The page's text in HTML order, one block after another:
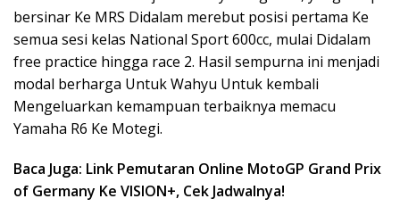
bersinar Ke MRS Didalam merebut posisi pertama Ke
semua sesi kelas National Sport 600cc, mulai Didalam
free practice hingga race 2. Hasil sempurna ini menjadi
modal berharga Untuk Wahyu Untuk kembali
Mengeluarkan kemampuan terbaiknya memacu
Yamaha R6 Ke Motegi.
Baca Juga: Link Pemutaran Online MotoGP Grand Prix
of Germany Ke VISION+, Cek Jadwalnya!